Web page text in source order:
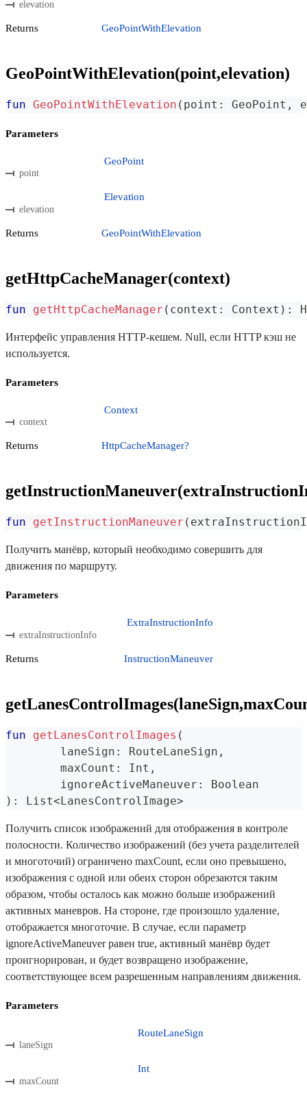
elevation
Returns GeoPointWithElevation
GeoPointWithElevation(point,elevation)
fun GeoPointWithElevation ( point : GeoPoint ,
Parameters
point
GeoPoint
elevation
Elevation
Returns GeoPointWithElevation
getHttpCacheManager(context)
fun getHttpCacheManager ( context : Context ) :
Интерфейс управления HTTP-кешем. Null, если HTTP кэш не
используется.
Parameters
context
Context
Returns HttpCacheManager?
fun getInstructionManeuver (
Получить манёвр, который необходимо совершить для
движения по маршруту.
Parameters
extraInstructionInfo
ExtraInstructionInfo
Returns InstructionManeuver
fun getLanesControlImages (
	laneSign
: RouteLaneSign ,
	maxCount
: Int ,
	ignoreActiveManeuver
:
Boolean
) : List<LanesControlImage>
Получить список изображений для отображения в контроле
полосности. Количество изображений (без учета разделителей
и многоточий) ограничено maxCount, если оно превышено,
изображения с одной или обеих сторон обрезаются таким
образом, чтобы осталось как можно больше изображений
активных маневров. На стороне, где произошло удаление,
отображается многоточие. В случае, если параметр
ignoreActiveManeuver равен true, активный манёвр будет
проигнорирован, и будет возвращено изображение,
соответствующее всем разрешенным направлениям движения.
Parameters
laneSign
RouteLaneSign
maxCount
Int